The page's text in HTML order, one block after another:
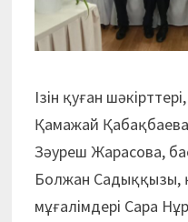
Ізін қуған
Қамажай
Зәуреш Жарасова,
Болжан Садыққызы,
мұғалімдері Сара